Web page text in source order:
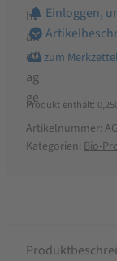
Einloggen,
Produkt enthält:
Artikelnummer:
Kategorien: Bio-